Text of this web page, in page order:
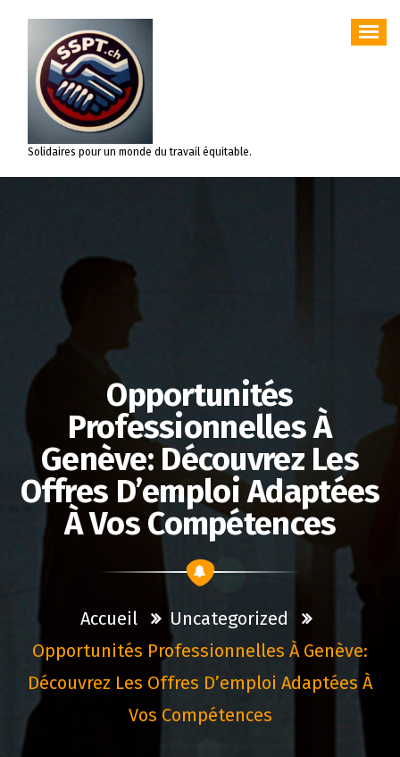
contenu
Solidaires pour un monde du travail équitable.
Opportunités
Professionnelles À
Genève: Découvrez Les
Offres D’emploi Adaptées
À Vos Compétences
Accueil
Uncategorized
Opportunités Professionnelles À Genève:
Découvrez Les Offres D’emploi Adaptées À
Vos Compétences